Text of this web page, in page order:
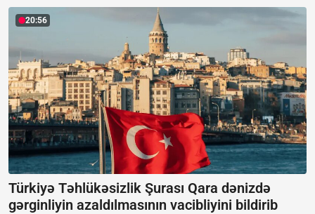
20:56
Türkiyə Təhlükəsizlik Şurası Qara dənizdə
gərginliyin azaldılmasının vacibliyini bildirib